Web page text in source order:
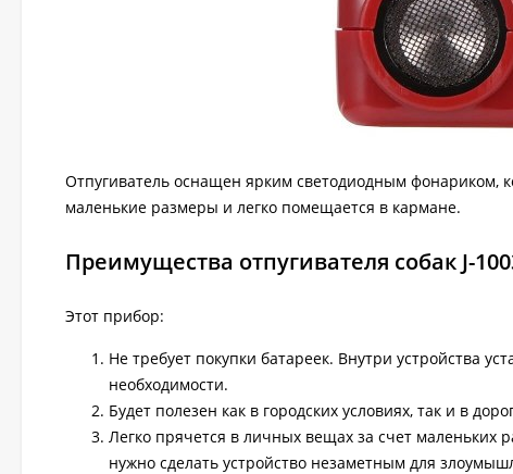
Отпугиватель оснащен ярким светодиодным фонариком,
маленькие размеры и легко помещается в кармане.
Преимущества отпугивателя собак J-
Этот прибор:
Не требует покупки батареек. Внутри устройства
необходимости.
Будет полезен как в городских условиях, так и в
Легко прячется в личных вещах за счет маленьких
нужно сделать устройство незаметным для